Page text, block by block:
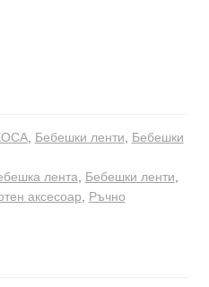
, Бебешки ленти
Бебешки
лента Бебешки ленти
аксесоар
Ръчно